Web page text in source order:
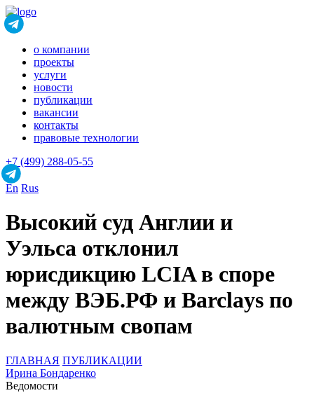
о компании
проекты
услуги
новости
публикации
вакансии
контакты
правовые технологии
+7 (499) 288-05-55
En Rus
Высокий суд Англии и
Уэльса отклонил
юрисдикцию LCIA в споре
между ВЭБ.РФ и Barclays по
валютным свопам
ГЛАВНАЯ ПУБЛИКАЦИИ
Ирина Бондаренко
Ведомости